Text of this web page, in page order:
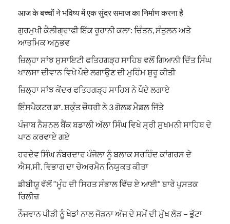
आज के बच्चों ने भविष्य में एक सुंदर समाज का निर्माण करना है
ਗੁਰਮੁਖੀ ਕੈਲੀਗ੍ਰਾਫੀ ਇੱਕ ਰੂਹਾਨੀ ਕਲਾ: ਚਿੰਤਨ, ਸੰਤੁਲਨ ਅਤੇ
ਆਤਮਿਕ ਅਨੁਭਵ
ਜ਼ਿਲ੍ਹਾ ਸਾਂਝ ਸੁਸਾਇਟੀ ਫਤਿਹਗੜ੍ਹ ਸਾਹਿਬ ਵਲੋਂ ਗਿਆਨੀ ਦਿੱਤ ਸਿੰਘ
ਖਾਲਸਾ ਦੀਵਾਨ ਵਿਖੇ ਪੌਦੇ ਲਗਾਉਣ ਦੀ ਮੁਹਿੰਮ ਸ਼ੁਰੂ ਕੀਤੀ
ਜ਼ਿਲ੍ਹਾ ਸਾਂਝ ਕੇਂਦਰ ਫਤਿਹਗੜ੍ਹ ਸਾਹਿਬ ਨੇ ਪੌਦੇ ਲਗਾਏ
ਇੰਸਪੈਕਟਰ ਡਾ. ਸ਼ਕੁੰਤ ਚੌਧਰੀ ਨੇ 3 ਗੋਲਡ ਮੈਡਲ ਜਿੱਤੇ
ਪੰਜਾਬ ਨੈਸ਼ਨਲ ਬੈਂਕ ਬਡਾਲੀ ਅੱਲਾ ਸਿੰਘ ਵਿਖੇ ਸ੍ਰੀ ਸੁਖਮਨੀ ਸਾਹਿਬ ਦੇ
ਪਾਠ ਕਰਵਾਏ ਗਏ
ਹਰਦੇਵ ਸਿੰਘ ਨੰਬਰਦਾਰ ਪੰਜੋਲਾ ਨੂੰ ਬਲਾਕ ਸਰਹਿੰਦ ਕਾਂਗਰਸ ਦੇ
ਐਸ.ਸੀ. ਵਿਭਾਗ ਦਾ ਚੇਅਰਮੈਨ ਨਿਯੁਕਤ ਕੀਤਾ
ਡੀਬੀਯੂ ਵੱਲੋਂ “ਮੂੰਹ ਦੀ ਸਿਹਤ ਸੰਭਾਲ ਵਿੱਚ ਏ ਆਈ” ਬਾਰੇ ਪੁਸਤਕ
ਰਿਲੀਜ਼
ਨੌਜਵਾਨ ਪੀੜੀ ਨੂੰ ਖੇਡਾਂ ਨਾਲ ਜੋੜਨਾ ਅੱਜ ਦੇ ਸਮੇਂ ਦੀ ਮੁੱਖ ਲੋੜ – ਭੁੱਟਾ